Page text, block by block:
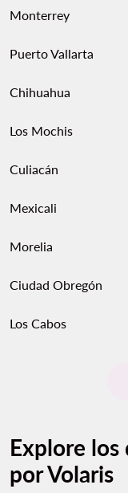
Monterrey
Puerto Vallarta
Chihuahua
Los Mochis
Culiacán
Mexicali
Morelia
Ciudad Obregón
Los Cabos
Explore los
por Volaris